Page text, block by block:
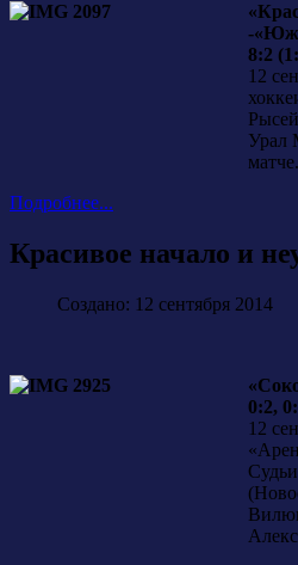
-
8:2
12
Урал
матче.
Подробнее...
Красивое начало и
Создано: 12 сентября 2014
0:2,
12